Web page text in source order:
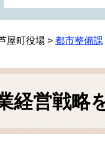
屋町役場 > 都市整備課
経営戦略